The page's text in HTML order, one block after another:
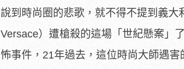
說到時尚圈的悲歌，就不得不提到義
Versace）遭槍殺的這場「世紀懸案」
怖事件，21年過去，這位時尚大師遇